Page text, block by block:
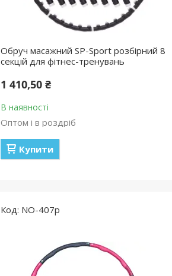
Обруч масажний SP-Sport розбірний 8
секцій для фітнес-тренувань
1 410,50 ₴
В наявності
Оптом і в роздріб
Купити
NO-407р